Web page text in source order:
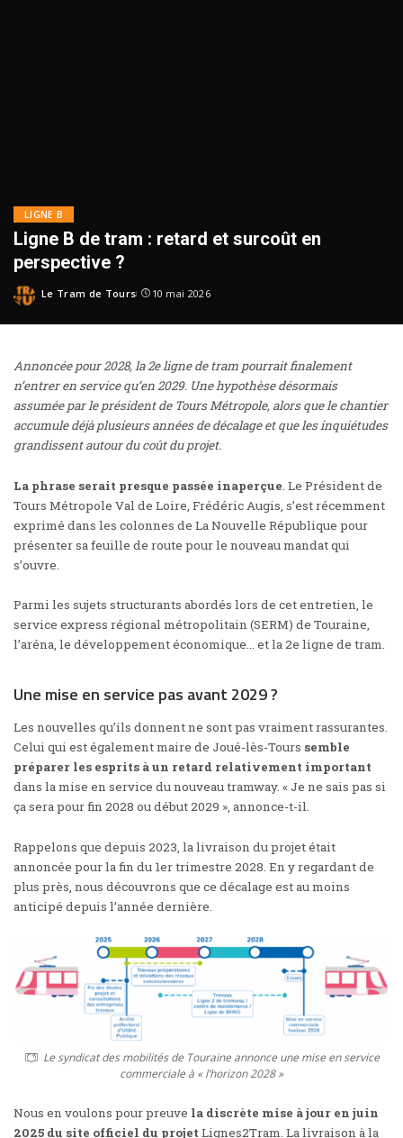
LIGNE B
Ligne B de tram : retard et surcoût en
perspective ?
Le Tram de Tours 10 mai 2026
Annoncée pour 2028, la 2e ligne de tram pourrait finalement
n’entrer en service qu’en 2029. Une hypothèse désormais
assumée par le président de Tours Métropole, alors que le chantier
accumule déjà plusieurs années de décalage et que les inquiétudes
grandissent autour du coût du projet.
La phrase serait presque passée inaperçue . Le Président de
Tours Métropole Val de Loire, Frédéric Augis, s’est récemment
exprimé dans les colonnes de La Nouvelle République pour
présenter sa feuille de route pour le nouveau mandat qui
s’ouvre.
Parmi les sujets structurants abordés lors de cet entretien, le
service express régional métropolitain (SERM) de Touraine,
l’aréna, le développement économique… et la 2e ligne de tram.
Une mise en service pas avant 2029 ?
Les nouvelles qu’ils donnent ne sont pas vraiment rassurantes.
Celui qui est également maire de Joué-lès-Tours semble
préparer les esprits à un retard relativement important
dans la mise en service du nouveau tramway. « Je ne sais pas si
ça sera pour fin 2028 ou début 2029 », annonce-t-il.
Rappelons que depuis 2023, la livraison du projet était
annoncée pour la fin du 1er trimestre 2028. En y regardant de
plus près, nous découvrons que ce décalage est au moins
anticipé depuis l’année dernière.
Le syndicat des mobilités de Touraine annonce une mise en service
commerciale à « l’horizon 2028 »
Nous en voulons pour preuve la discrète mise à jour en juin
2025 du site officiel du projet Lignes2Tram. La livraison à la